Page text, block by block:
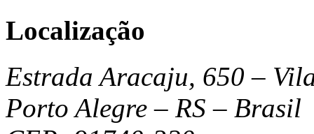
Localização
Estrada Aracaju, 650 –
Porto Alegre – RS – Brasil